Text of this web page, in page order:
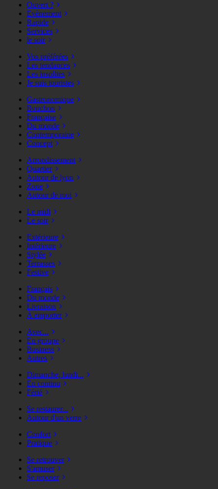
Ouvert ?
Evènement
Rapide
Services
le soir
Vos préférées
Les tendances
Les insolites
Je suis touristes
Gastronomique
Bouchon
Française
Du monde
Contemporaine
Concept
Arrondissement
Quartier
Autour de lyon
Zone
Autour de moi
Le midi
Le soir
Extérieure
Intérieure
Stylée
Terrasses
Festive
Français
Du monde
Livraison
À emporter
Avec...
En groupe
Business
Autres
Dimanche, lundi...
En continu
Férié
Se restaurer...
Autour d'un verre
Confort
Pratique
Se retrouver
S'amuser
Se reposer